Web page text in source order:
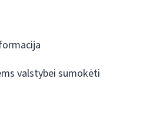
valstybei sumokėti